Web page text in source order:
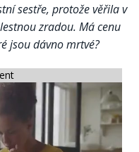
sestře, protože věřila v
zradou. Má cenu
jsou dávno mrtvé?